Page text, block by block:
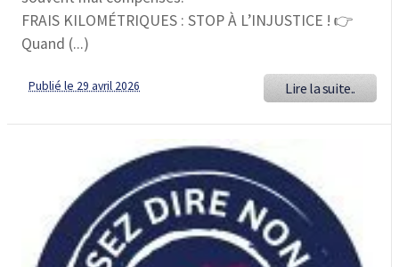
FRAIS KILOMÉTRIQUES : STOP À L’INJUSTICE ! 👉
Quand (...)
Publié le 29 avril 2026 Lire la suite..